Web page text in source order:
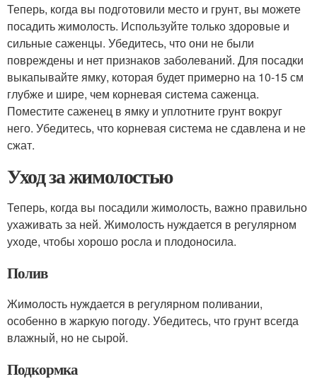
Теперь, когда вы подготовили место и грунт, вы можете
посадить жимолость. Используйте только здоровые и
сильные саженцы. Убедитесь, что они не были
повреждены и нет признаков заболеваний. Для посадки
выкапывайте ямку, которая будет примерно на 10-15 см
глубже и шире, чем корневая система саженца.
Поместите саженец в ямку и уплотните грунт вокруг
него. Убедитесь, что корневая система не сдавлена и не
сжат.
Уход за жимолостью
Теперь, когда вы посадили жимолость, важно правильно
ухаживать за ней. Жимолость нуждается в регулярном
уходе, чтобы хорошо росла и плодоносила.
Полив
Жимолость нуждается в регулярном поливании,
особенно в жаркую погоду. Убедитесь, что грунт всегда
влажный, но не сырой.
Подкормка